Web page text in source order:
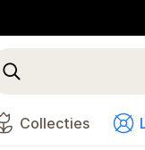
Collecties